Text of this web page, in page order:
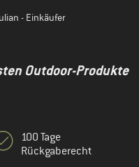
- Einkäufer
Outdoor-Produkte
100 Tage
Rückgaberecht